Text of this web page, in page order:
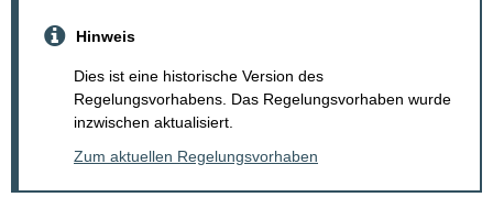
Hinweis
Dies ist eine historische Version des
Regelungsvorhabens. Das Regelungsvorhaben wurde
inzwischen aktualisiert.
Zum aktuellen Regelungsvorhaben